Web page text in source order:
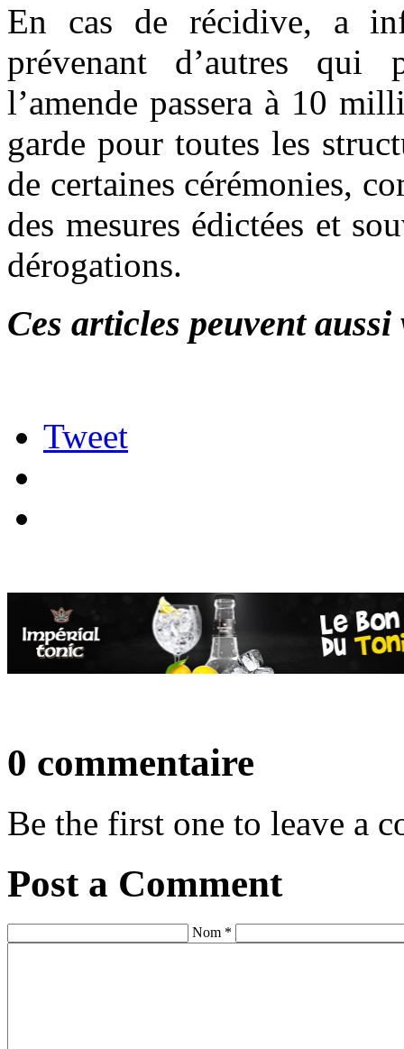
En cas de récidive, a
prévenant d’autres qui
l’amende passera à 10
garde pour toutes les
de certaines cérémonies,
des mesures édictées et
dérogations.
Ces articles peuvent
Tweet
0 commentaire
Be the first one to leave a
Post a Comment
Nom *